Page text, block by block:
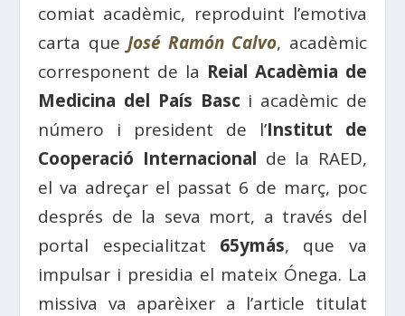
comiat acadèmic, reproduint l’emotiva
carta que José Ramón Calvo, acadèmic
corresponent de la Reial Acadèmia de
Medicina del País Basc i acadèmic de
número i president de l’Institut de
Cooperació Internacional de la RAED,
el va adreçar el passat 6 de març, poc
després de la seva mort, a través del
portal especialitzat 65ymás, que va
impulsar i presidia el mateix Ónega. La
missiva va aparèixer a l’article titulat